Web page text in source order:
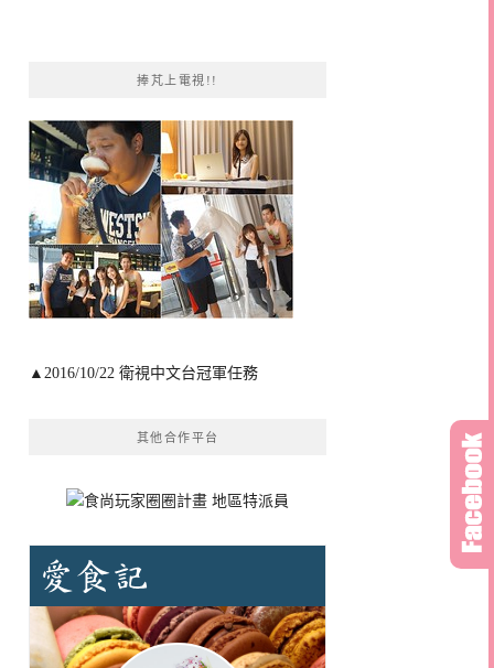
捧芃上電視!!
▲2016/10/22 衛視中文台冠軍任務
其他合作平台